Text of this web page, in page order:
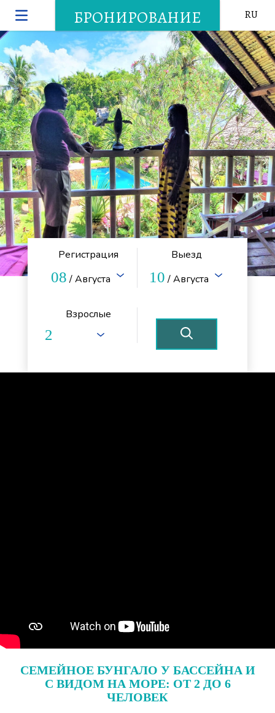
БРОНИРОВАНИЕ RU
Регистрация
08 / Августа
Выезд
10 / Августа
Взрослые
СЕМЕЙНОЕ БУНГАЛО У БАССЕЙНА И
С ВИДОМ НА МОРЕ: ОТ 2 ДО 6
ЧЕЛОВЕК